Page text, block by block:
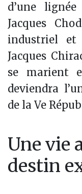
d’une
Jacques
industriel et
Jacques
se marient
deviendra
de la Ve
Une vie
destin